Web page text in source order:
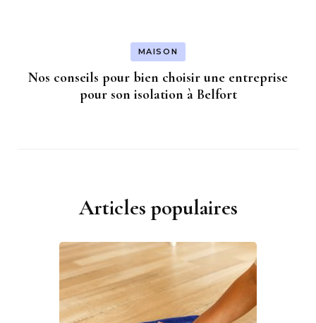
MAISON
Nos conseils pour bien choisir une entreprise
pour son isolation à Belfort
Articles populaires